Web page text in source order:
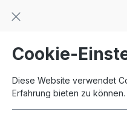
springen
Cookie-
Diese Website verwendet
Erfahrung bieten zu können.